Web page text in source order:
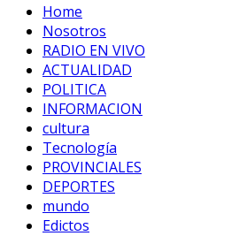
Home
Nosotros
RADIO EN VIVO
ACTUALIDAD
POLITICA
INFORMACION
cultura
Tecnología
PROVINCIALES
DEPORTES
mundo
Edictos